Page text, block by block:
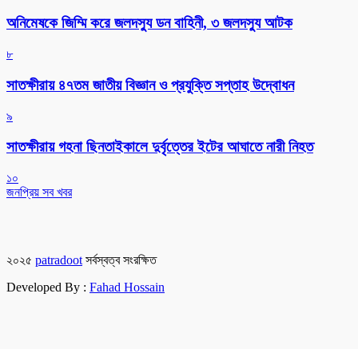
অনিমেষকে জিম্মি করে জলদস্যু ডন বাহিনী, ৩ জলদস্যু আটক
৮
সাতক্ষীরায় ৪৭তম জাতীয় বিজ্ঞান ও প্রযুক্তি সপ্তাহ উদ্বোধন
৯
সাতক্ষীরায় গহনা ছিনতাইকালে দুর্বৃত্তের ইটের আঘাতে নারী নিহত
১০
জনপ্রিয় সব খবর
২০২৫ patradoot সর্বস্বত্ব সংরক্ষিত
Developed By : Fahad Hossain